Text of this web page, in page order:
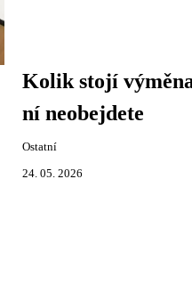
Kolik stojí
ní neobejdete
Ostatní
24. 05. 2026